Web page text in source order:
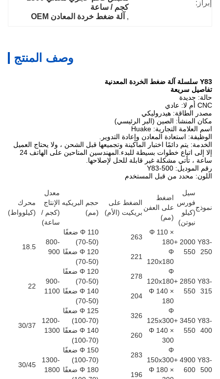
إبراز:
كجم / ساعة
, آلة ضغط خردة المعادن OEM
وصف المنتج
Y83 سلسلة آلة ضغط الخردة المعدنية
تفاصيل سريعة
حالة: جديدة
CNC أم لا: عادي
مصدر الطاقة: هيدروليكي
مكان المنشأ: الصين (البر الرئيسي)
اسم العلامة التجارية: Huake
الوظيفة: استعادة المعادن وإعادة التدوير.
الخدمة: يتم دائمًا اختبار الماكينة وتجميعها قبل الشحن ، ولا يحتاج العميل
إلا إلى اتباع خطوات بسيطة للبدء.المهندسين المتاحين على الهاتف 24
ساعة ، تأتي مشكلة غير قابلة للحل لإصلاحها.
رقم الموديل: Y83-500
اللون: محدد من قبل المستخدم
نموذج
سيل
فورس
(كيلو
نيوتن)
اضغط
على العفن
(مم)
الضغط على
بريكيت (الأم)
حجم البريكيه
(مم)
معدل
الإنتاج
(كجم /
ساعة)
محرك
(كيلوواط)
Y83-
250
2000 +
550
Φ 110 ×
180
263
Φ 110 ضعفًا
800-
900
18.5
Φ
120x180
221
Φ 120 ضعفًا
Y83-
315
2850 +
550
Φ
120x180
278
Φ 120 ضعفًا
900-
1100
22
Φ 140 ×
180
204
Φ 140 ضعفًا
Y83-
400
3450 +
550
Φ
125x300
326
Φ 125 ضعفًا
1200-
1300
30/37
Φ 140 ×
300
260
Φ 140 ضعفًا
Y83-
500
4900 +
600
Φ
150x300
283
Φ 150 ضعفًا
1300-
1800
30/45
Φ 180 ×
196
Φ 180 ضعفًا